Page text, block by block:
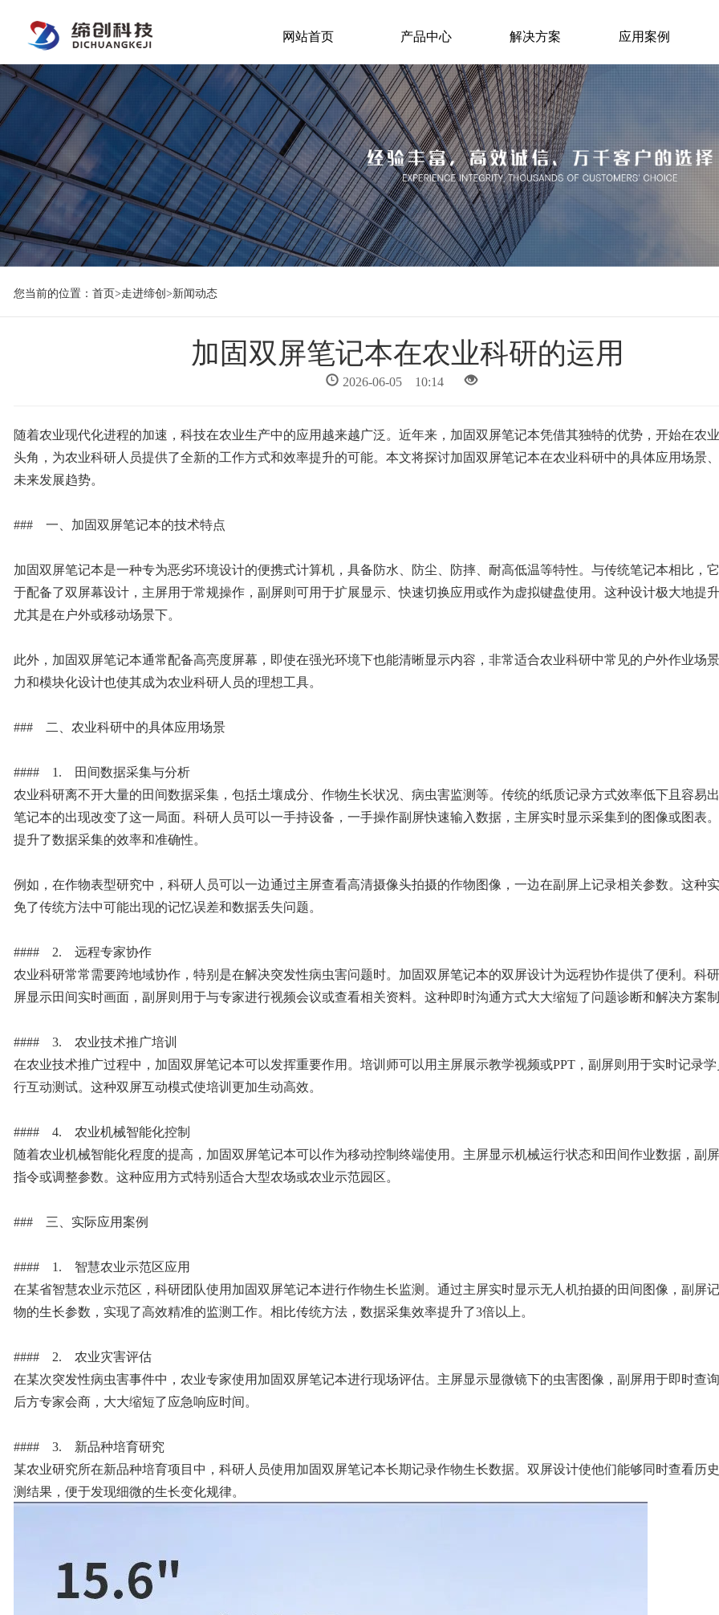
网站首页 产品中心 解决方案 应用案例
您当前的位置： 首页>走进缔创>新闻动态
加固双屏笔记本在农业科研的运用
2026-06-05 10:14
随着农业现代化进程的加速，科技在农业生产中的应用越来越广泛。近年来，加固双屏笔记本凭借其独特的优势，开始在农
头角，为农业科研人员提供了全新的工作方式和效率提升的可能。本文将探讨加固双屏笔记本在农业科研中的具体应用场景
未来发展趋势。
### 一、加固双屏笔记本的技术特点
加固双屏笔记本是一种专为恶劣环境设计的便携式计算机，具备防水、防尘、防摔、耐高低温等特性。与传统笔记本相比，
于配备了双屏幕设计，主屏用于常规操作，副屏则可用于扩展显示、快速切换应用或作为虚拟键盘使用。这种设计极大地提升
尤其是在户外或移动场景下。
此外，加固双屏笔记本通常配备高亮度屏幕，即使在强光环境下也能清晰显示内容，非常适合农业科研中常见的户外作业场
力和模块化设计也使其成为农业科研人员的理想工具。
### 二、农业科研中的具体应用场景
#### 1. 田间数据采集与分析
农业科研离不开大量的田间数据采集，包括土壤成分、作物生长状况、病虫害监测等。传统的纸质记录方式效率低下且容易
笔记本的出现改变了这一局面。科研人员可以一手持设备，一手操作副屏快速输入数据，主屏实时显示采集到的图像或图表
提升了数据采集的效率和准确性。
例如，在作物表型研究中，科研人员可以一边通过主屏查看高清摄像头拍摄的作物图像，一边在副屏上记录相关参数。这种
免了传统方法中可能出现的记忆误差和数据丢失问题。
#### 2. 远程专家协作
农业科研常常需要跨地域协作，特别是在解决突发性病虫害问题时。加固双屏笔记本的双屏设计为远程协作提供了便利。科
屏显示田间实时画面，副屏则用于与专家进行视频会议或查看相关资料。这种即时沟通方式大大缩短了问题诊断和解决方案制
#### 3. 农业技术推广培训
在农业技术推广过程中，加固双屏笔记本可以发挥重要作用。培训师可以用主屏展示教学视频或PPT，副屏则用于实时记录
行互动测试。这种双屏互动模式使培训更加生动高效。
#### 4. 农业机械智能化控制
随着农业机械智能化程度的提高，加固双屏笔记本可以作为移动控制终端使用。主屏显示机械运行状态和田间作业数据，副
指令或调整参数。这种应用方式特别适合大型农场或农业示范园区。
### 三、实际应用案例
#### 1. 智慧农业示范区应用
在某省智慧农业示范区，科研团队使用加固双屏笔记本进行作物生长监测。通过主屏实时显示无人机拍摄的田间图像，副屏
物的生长参数，实现了高效精准的监测工作。相比传统方法，数据采集效率提升了3倍以上。
#### 2. 农业灾害评估
在某次突发性病虫害事件中，农业专家使用加固双屏笔记本进行现场评估。主屏显示显微镜下的虫害图像，副屏用于即时查
后方专家会商，大大缩短了应急响应时间。
#### 3. 新品种培育研究
某农业研究所在新品种培育项目中，科研人员使用加固双屏笔记本长期记录作物生长数据。双屏设计使他们能够同时查看历
测结果，便于发现细微的生长变化规律。